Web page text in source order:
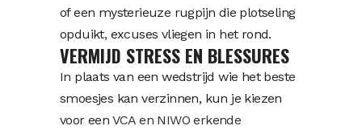
of een mysterieuze rugpijn die plotseling
opduikt, excuses vliegen in het rond.
VERMIJD STRESS EN BLESSURES
In plaats van een wedstrijd wie het beste
smoesjes kan verzinnen, kun je kiezen
voor een VCA en NIWO erkende